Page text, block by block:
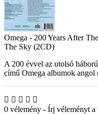
Omega - 200 Years After
The Sky (2CD)
A 200 évvel az utolsó
című Omega albumok angol
0 vélemény - Írj véleményt a